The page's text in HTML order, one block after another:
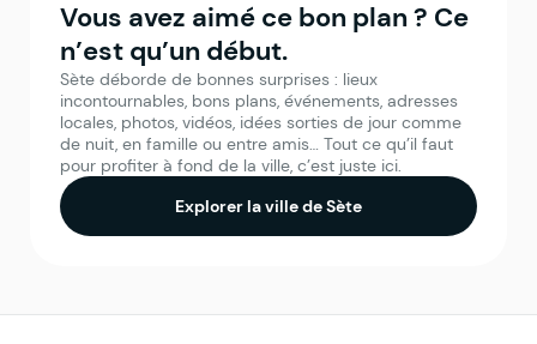
Vous avez aimé ce bon plan ? Ce
n’est qu’un début.
Sète déborde de bonnes surprises : lieux
incontournables, bons plans, événements, adresses
locales, photos, vidéos, idées sorties de jour comme
de nuit, en famille ou entre amis… Tout ce qu’il faut
pour profiter à fond de la ville, c’est juste ici.
Explorer la ville de Sète